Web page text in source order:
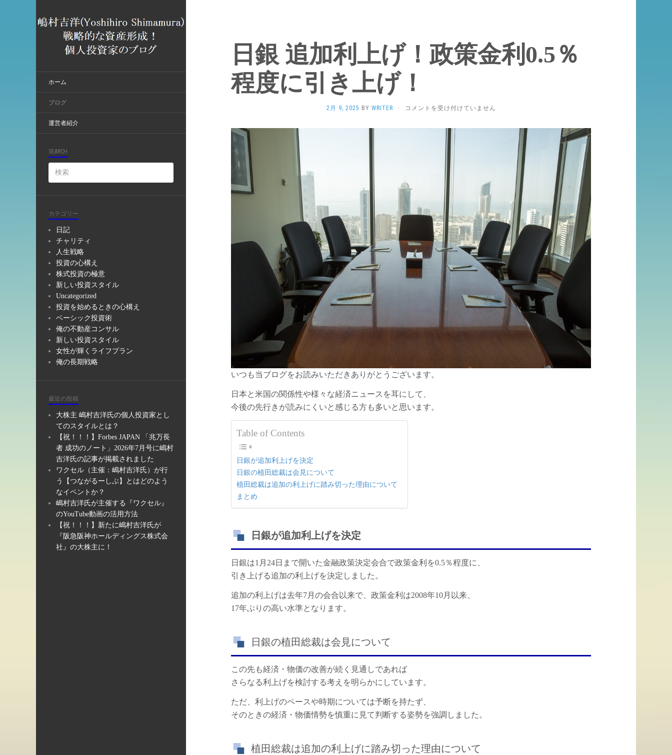
ホーム
ブログ
運営者紹介
SEARCH
カテゴリー
日記
チャリティ
人生戦略
投資の心構え
株式投資の極意
新しい投資スタイル
Uncategorized
投資を始めるときの心構え
ベーシック投資術
俺の不動産コンサル
新しい投資スタイル
女性が輝くライフプラン
俺の長期戦略
最近の投稿
大株主 嶋村吉洋氏の個人投資家とし
てのスタイルとは？
【祝！！！】Forbes JAPAN 「兆万長
者 成功のノート」2026年7月号に嶋村
吉洋氏の記事が掲載されました
ワクセル（主催：嶋村吉洋氏）が行
う【つながるーしぶ】とはどのよう
なイベントか？
嶋村吉洋氏が主催する『ワクセル』
のYouTube動画の活用方法
【祝！！！】新たに嶋村吉洋氏が
『阪急阪神ホールディングス株式会
社』の大株主に！
日銀 追加利上げ！政策金利0.5％
程度に引き上げ！
2月 9, 2025 BY WRITER ·
日
追
策
金
利
0.5％
に
引
き
上
げ！
コメントを受け付けていません
いつも当ブログをお読みいただきありがとうございます。
日本と米国の関係性や様々な経済ニュースを耳にして、
今後の先行きが読みにくいと感じる方も多いと思います。
Table of Contents
日銀が追加利上げを決定
日銀の植田総裁は会見について
植田総裁は追加の利上げに踏み切った理由について
まとめ
日銀が追加利上げを決定
日銀は1月24日まで開いた金融政策決定会合で政策金利を0.5％程度に、
引き上げる追加の利上げを決定しました。
追加の利上げは去年7月の会合以来で、政策金利は2008年10月以来、
17年ぶりの高い水準となります。
日銀の植田総裁は会見について
この先も経済・物価の改善が続く見通しであれば
さらなる利上げを検討する考えを明らかにしています。
ただ、利上げのペースや時期については予断を持たず、
そのときの経済・物価情勢を慎重に見て判断する姿勢を強調しました。
植田総裁は追加の利上げに踏み切った理由について